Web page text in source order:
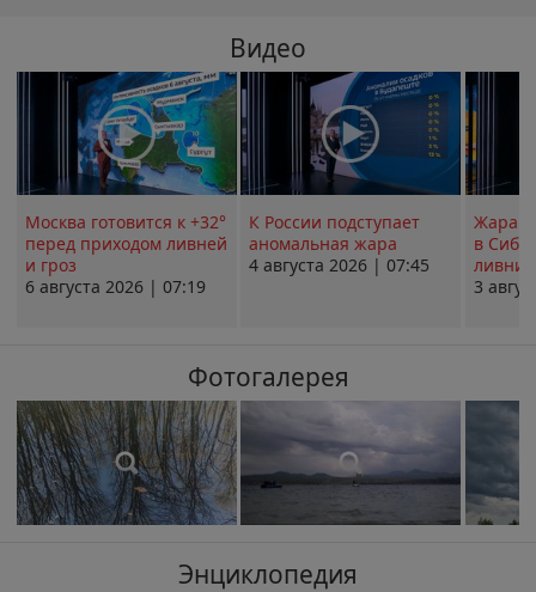
Видео
Москва готовится к +32°
перед приходом ливней
и гроз
6 августа 2026 | 07:19
К России подступает
аномальная жара
4 августа 2026 | 07:45
Жара в
в
ливни
3
Фотогалерея
Энциклопедия